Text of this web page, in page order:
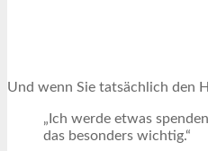
Und wenn Sie tatsächlich den
„Ich werde etwas
das besonders wichtig.“